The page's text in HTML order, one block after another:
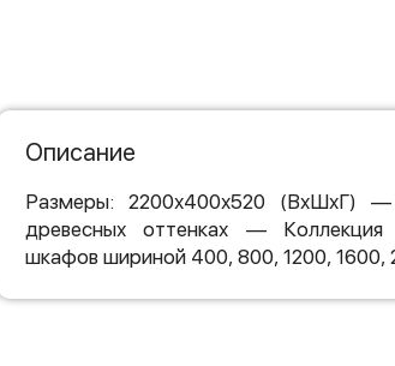
Описание
Размеры: 2200х400х520 (ВхШхГ)
древесных оттенках — Коллекция
шкафов шириной 400, 800, 1200, 1600,